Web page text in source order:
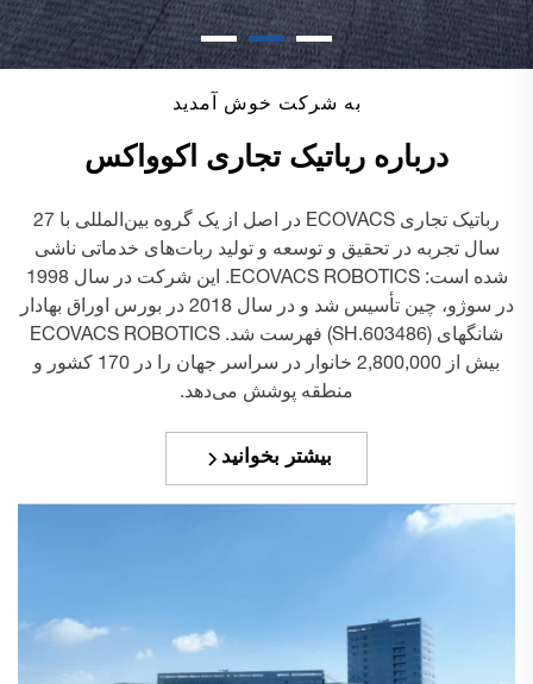
به شرکت خوش آمدید
درباره رباتیک تجاری اکوواکس
رباتیک تجاری ECOVACS در اصل از یک گروه بین‌المللی با 27
سال تجربه در تحقیق و توسعه و تولید ربات‌های خدماتی ناشی
شده است: ECOVACS ROBOTICS. این شرکت در سال 1998
در سوژو، چین تأسیس شد و در سال 2018 در بورس اوراق بهادار
شانگهای (603486.SH) فهرست شد. ECOVACS ROBOTICS
بیش از 2,800,000 خانوار در سراسر جهان را در 170 کشور و
منطقه پوشش می‌دهد.
بیشتر بخوانید